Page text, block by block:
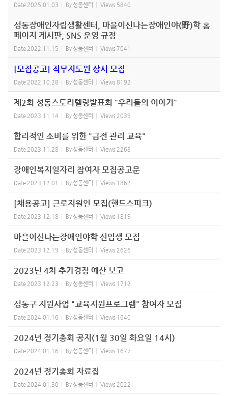
Date 2025.01.03 By성동센터 Views 5840
성동장애인자립생활센터, 마을이신나는장애인야(野)학 홈
페이지 게시판, SNS 운영 규정
Date 2022.11.15 By성동센터 Views 7041
[모집공고] 직무지도원 상시 모집
Date 2022.10.28 By성동센터 Views 8192
제2회 성동스토리텔링발표회 "우리들의 이야기"
Date 2023.11.14 By성동센터 Views 2039
합리적인 소비를 위한 "금전 관리 교육"
Date 2023.11.28 By성동센터 Views 2268
장애인복지일자리 참여자 모집공고문
Date 2023.12.01 By성동센터 Views 1862
[채용공고] 근로지원인 모집(핸드스피크)
Date 2023.12.18 By성동센터 Views 1819
마을이신나는장애인야학 신입생 모집
Date 2023.12.19 By성동센터 Views 2626
2023년 4차 추가경정 예산 보고
Date 2023.12.23 By성동센터 Views 1712
성동구 지원사업 "교육지원프로그램" 참여자 모집
Date 2024.01.16 By성동센터 Views 1640
2024년 정기총회 공지(1월 30일 화요일 14시)
Date 2024.01.16 By성동센터 Views 1677
2024년 정기총회 자료집
Date 2024.01.30 By성동센터 Views 2022